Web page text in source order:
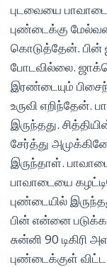
புடவையை
புண்டைக்கு
கொடுத்தேன். பின்
போடவில்லை.
இரண்டையும்
உருவி எறிந்தேன்.
இருந்தது.
சேர்த்து
இருந்தாள்.
பாவாடையை
புண்டையில்
பின் என்னை
சுன்னி 90 டிகிரி
புண்டைக்குள்